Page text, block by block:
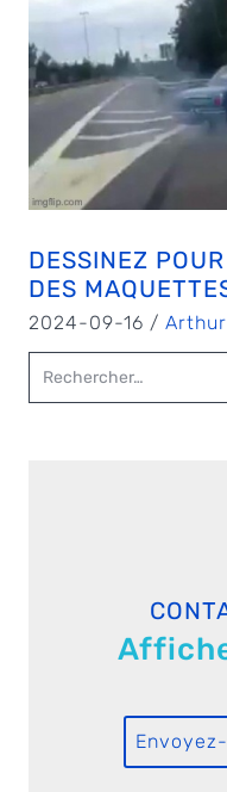
DESSINEZ
DES
2024-09-16 /